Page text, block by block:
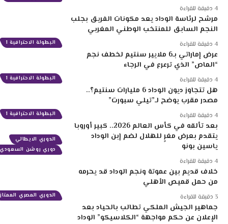
البطولة الاحترافية 1
مرشح لرئاسة الوداد يعد مكونات الفريق بجلب
النجم السابق للمنتخب الوطني المغربي
البطولة الاحترافية 1
عرض إماراتي بـ6 ملايير سنتيم لخطف نجم
“الماص” الذي ترعرع في الرجاء
البطولة الاحترافية 1
هل تتجاوز ديون الوداد 6 مليارات سنتيم؟..
مصدر مقرب يوضح لـ”تيلي سبورت”
الدوري الايطالي
دوري روشن السعودي
بعد تألقه في كأس العالم 2026.. كبير أوروبا
يتقدم بعرض مغرٍ للهلال لضم إبن الوداد
ياسين بونو
الدوري المصري الممتاز
خلاف قديم بين عموتة ونجم الوداد قد يحرمه
من حمل قميص الأهلي
جماهير الجيش الملكي تطالب بالحياد بعد
الإعلان عن حكم مواجهة “الكلاسيكو” الوداد